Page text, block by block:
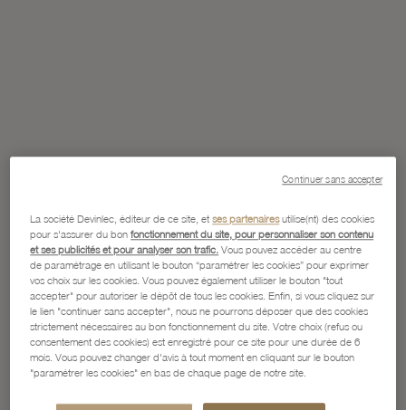
La société Devinlec, éditeur de ce site, etses partenairesutilise(nt) des cookies
pour s'assurer du bonfonctionnement du site, pour personnaliser son contenu
et ses publicités et pour analyser son trafic. Vous pouvez accéder au centre
de paramétrage en utilisant le bouton “paramétrer les cookies” pour exprimer
vos choix sur les cookies. Vous pouvez également utiliser le bouton "tout
accepter" pour autoriser le dépôt de tous les cookies. Enfin, si vous cliquez sur
le lien "continuer sans accepter", nous ne pourrons déposer que des cookies
strictement nécessaires au bon fonctionnement du site. Votre choix (refus ou
consentement des cookies) est enregistré pour ce site pour une durée de 6
mois. Vous pouvez changer d'avis à tout moment en cliquant sur le bouton
"paramétrer les cookies" en bas de chaque page de notre site.
Continuer sans accepter